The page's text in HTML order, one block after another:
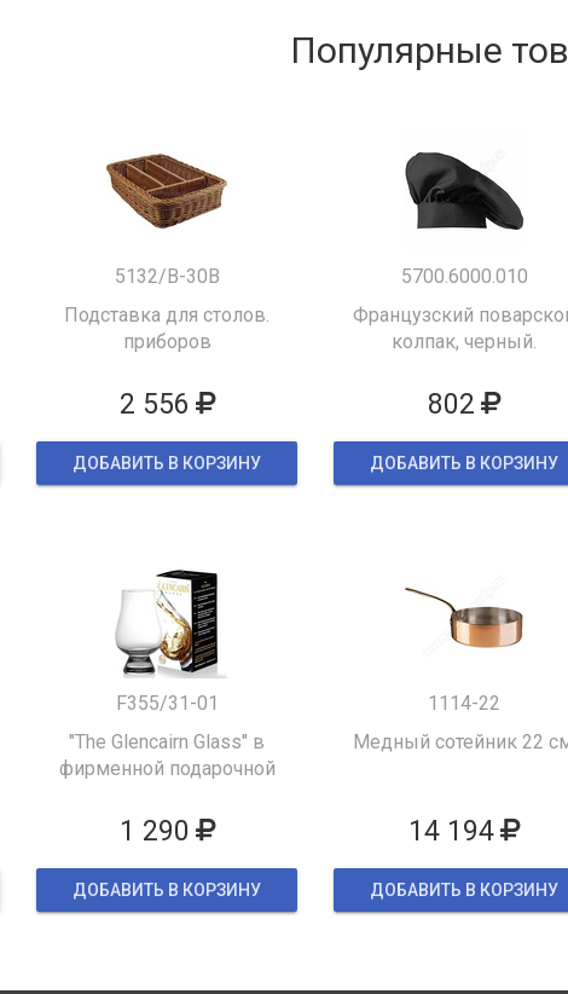
Популярные
5132/B-30B
Подставка для столов.
приборов
2 556
ДОБАВИТЬ В КОРЗИНУ
5700.6000.010
Французский
колпак, черный.
802
ДОБАВИТЬ В КОРЗИНУ
F355/31-01
"The Glencairn Glass" в
фирменной подарочной
1 290
ДОБАВИТЬ В КОРЗИНУ
1114-22
Медный сотейник 22
14 194
ДОБАВИТЬ В КОРЗИНУ